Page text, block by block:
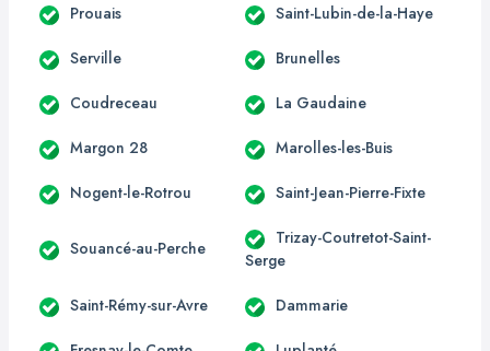
Prouais Saint-Lubin-de-la-Haye
Serville Brunelles
Coudreceau La Gaudaine
Margon 28 Marolles-les-Buis
Nogent-le-Rotrou Saint-Jean-Pierre-Fixte
Souancé-au-Perche
Trizay-Coutretot-Saint-
Serge
Saint-Rémy-sur-Avre Dammarie